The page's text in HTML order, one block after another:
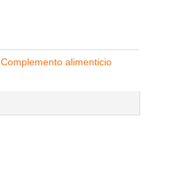
Complemento alimenticio